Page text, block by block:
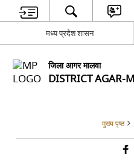
मध्य प्रदेश शासन
जिला आगर मालवा
DISTRICT AGAR-
मुख्य पृष्ठ